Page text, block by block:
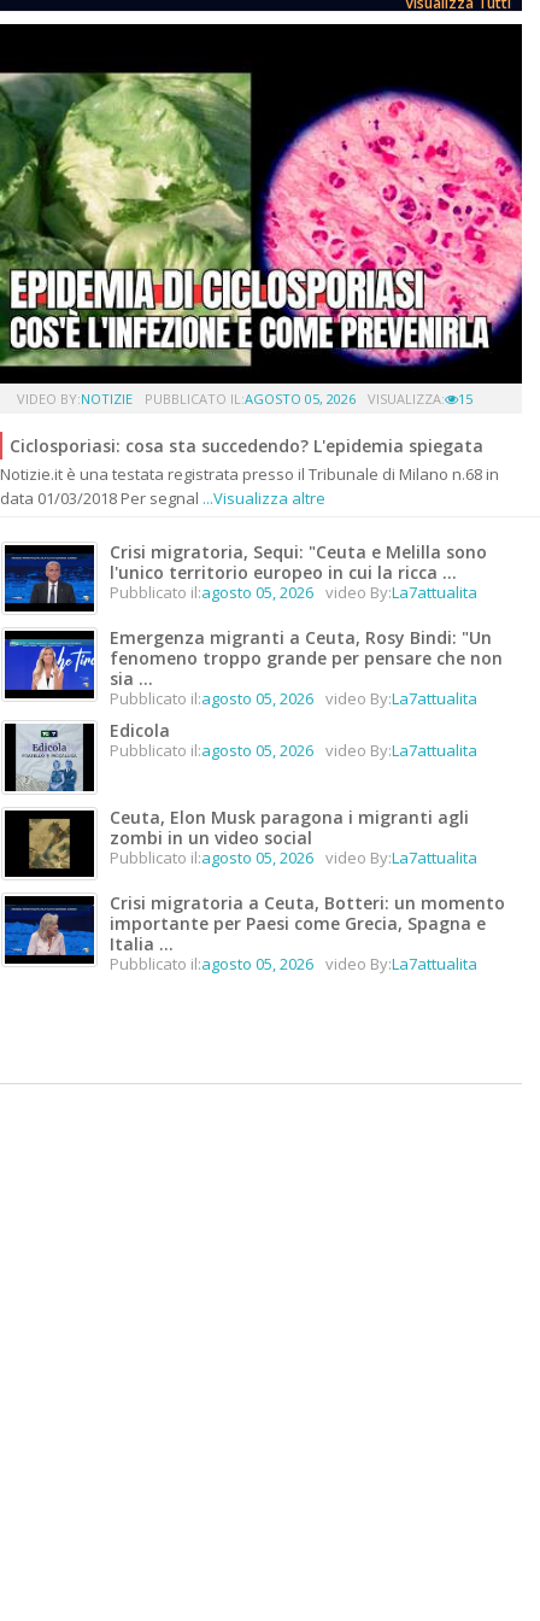
VIDEO BY:NOTIZIE PUBBLICATO IL:AGOSTO 05, 2026 VISUALIZZA: 15
Ciclosporiasi: cosa sta succedendo? L'epidemia spiegata
Notizie.it è una testata registrata presso il Tribunale di Milano n.68 in
data 01/03/2018 Per segnal ...Visualizza altre
Crisi migratoria, Sequi: "Ceuta e Melilla sono
l'unico territorio europeo in cui la ricca ...
Pubblicato il:agosto 05, 2026 video By:La7attualita
Emergenza migranti a Ceuta, Rosy Bindi: "Un
fenomeno troppo grande per pensare che non
sia ...
Pubblicato il:agosto 05, 2026 video By:La7attualita
Edicola
Pubblicato il:agosto 05, 2026 video By:La7attualita
Ceuta, Elon Musk paragona i migranti agli
zombi in un video social
Pubblicato il:agosto 05, 2026 video By:La7attualita
Crisi migratoria a Ceuta, Botteri: un momento
importante per Paesi come Grecia, Spagna e
Italia ...
Pubblicato il:agosto 05, 2026 video By:La7attualita